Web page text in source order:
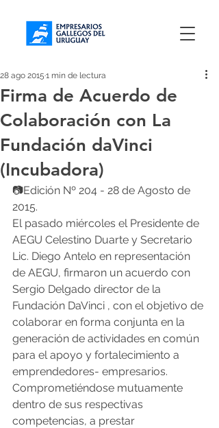
Firma de Acuerdo de
Colaboración con La
Fundación daVinci
(Incubadora)
28 ago 2015 1 min de lectura
📷Edición Nº 204 - 28 de Agosto de
2015.
El pasado miércoles el Presidente de
AEGU Celestino Duarte y Secretario
Lic. Diego Antelo en representación
de AEGU, firmaron un acuerdo con
Sergio Delgado director de la
Fundación DaVinci , con el objetivo de
colaborar en forma conjunta en la
generación de actividades en común
para el apoyo y fortalecimiento a
emprendedores- empresarios.
Comprometiéndose mutuamente
dentro de sus respectivas
competencias, a prestar